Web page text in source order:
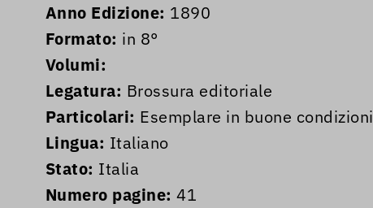
Anno Edizione: 1890
Formato: in 8°
Volumi:
Legatura: Brossura editoriale
Particolari: Esemplare in buone condizioni
Lingua: Italiano
Stato: Italia
Numero pagine: 41